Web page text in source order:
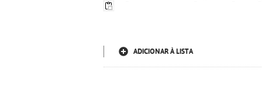
ADICIONAR À LISTA